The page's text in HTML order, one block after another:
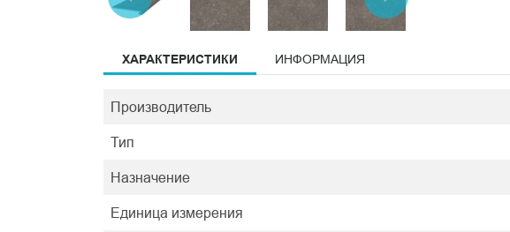
ХАРАКТЕРИСТИКИ ИНФОРМАЦИЯ
Производитель
Тип
Назначение
Единица измерения